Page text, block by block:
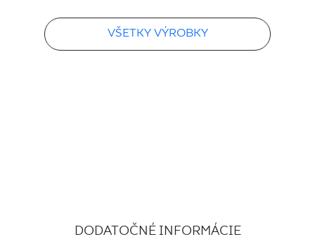
VŠETKY VÝROBKY
DODATOČNÉ INFORMÁCIE